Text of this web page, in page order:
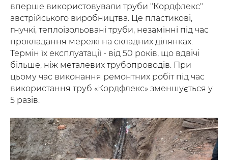
вперше використовували труби "Кордфлекс"
австрійського виробництва. Це пластикові,
гнучкі, теплоізольовані труби, незамінні під час
прокладання мережі на складних ділянках.
Термін їх експлуатації - від 50 років, що вдвічі
більше, ніж металевих трубопроводів. При
цьому час виконання ремонтних робіт під час
використання труб «Кордфлекс» зменшується у
5 разів.